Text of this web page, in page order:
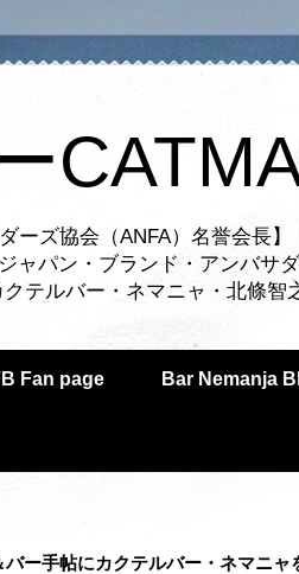
ーズ協会（ANFA）名誉会長
ャパン・ブランド・アンバサ
テルバー・ネマニャ・北條智
Fan page Bar Nemanja
ー手帖にカクテルバー・ネマニャ